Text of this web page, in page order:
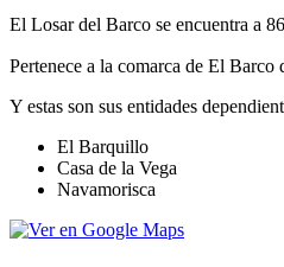
El Losar del Barco se encuentra a
Pertenece a la comarca de El
Y estas son sus entidades
El Barquillo
Casa de la Vega
Navamorisca